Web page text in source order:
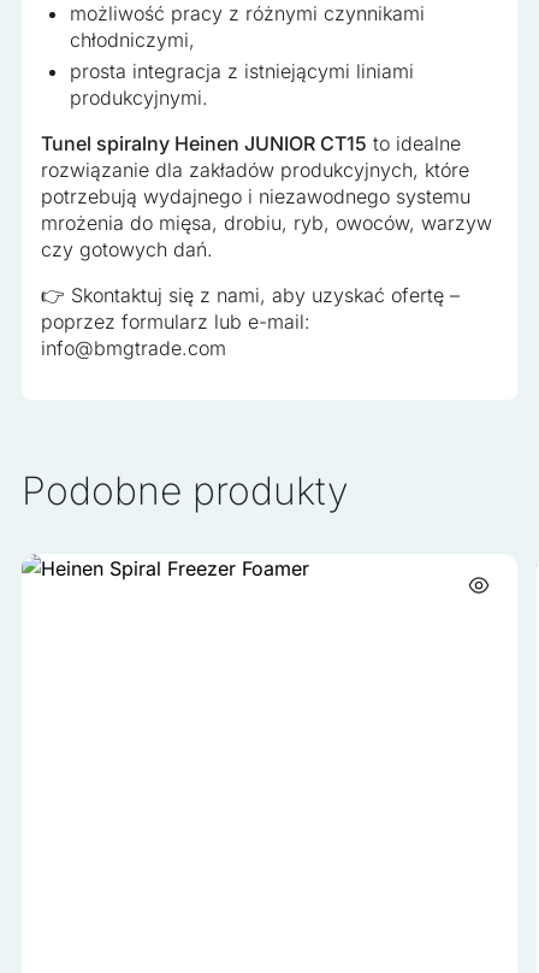
możliwość pracy z różnymi czynnikami
chłodniczymi,
prosta integracja z istniejącymi liniami
produkcyjnymi.
Tunel spiralny Heinen JUNIOR CT15 to idealne
rozwiązanie dla zakładów produkcyjnych, które
potrzebują wydajnego i niezawodnego systemu
mrożenia do mięsa, drobiu, ryb, owoców, warzyw
czy gotowych dań.
👉 Skontaktuj się z nami, aby uzyskać ofertę –
poprzez formularz lub e-mail:
info@bmgtrade.com
Podobne produkty